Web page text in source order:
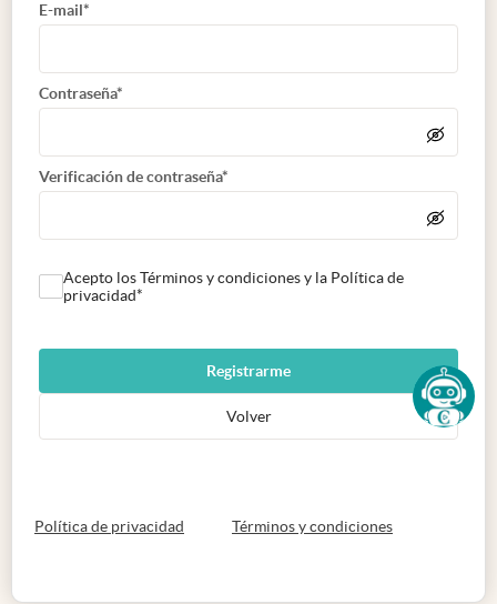
E-mail*
Contraseña*
Verificación de contraseña*
Acepto los Términos y condiciones y la Política de
privacidad*
Registrarme
Volver
Política de privacidad abre en nueva pestaña
Términos y condicionesabre en nueva